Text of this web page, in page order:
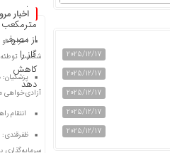
2025/12/17
2025/12/17
2025/12/17
2025/12/17
2025/12/17
اخبار
اخراج دو
شکست توطئه
آزادی‌خواهی
انتقام
سرمایه‌گذاری